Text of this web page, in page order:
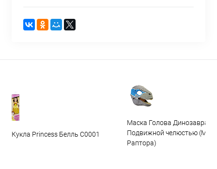
Кукла Princess Белль C0001
Маска Голова Динозавра с
Подвижной челюстью
Раптора)